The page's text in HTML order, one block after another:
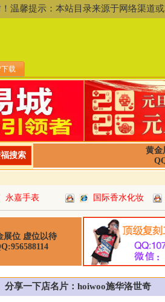
温馨提示：本站目录来源于网络渠道
载
黄金
永嘉手表 国际香水化妆
展位 虚位以待
分享一下店名片：hoiwoo施华洛世奇